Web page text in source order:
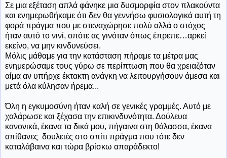
Σε μια εξέταση απλά φάνηκε μια δυσμορφία στον πλακούντα
και ενημερωθήκαμε ότι δεν θα γεννήσω φυσιολογικά αυτή τη
φορά πράγμα που με στεναχώρησε πολύ αλλά ο στόχος
ήταν αυτό το νινί, οπότε ας γινόταν όπως έπρεπε…αρκεί
εκείνο, να μην κινδυνεύσει.
Μόλις μάθαμε για την κατάσταση πήραμε τα μέτρα μας
ενημερώσαμε τους γύρω σε περίπτωση που θα χρειαζόταν
αίμα αν υπήρχε έκτακτη ανάγκη να λειτουργήσουν άμεσα και
μετά όλα κύλησαν ήρεμα...
Όλη η εγκυμοσύνη ήταν καλή σε γενικές γραμμές. Αυτό με
χαλάρωσε και ξέχασα την επικινδυνότητα. Δούλευα
κανονικά, έκανα τα δικά μου, πήγαινα στη θάλασσα, έκανα
απίθανες δουλειές στο σπίτι πράγμα που τότε δεν
καταλάβαινα και τώρα βρίσκω απαράδεκτο!